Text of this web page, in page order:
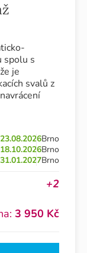
spolu s
je
svalů z
Brno
Brno
Brno
+2
3 950 Kč